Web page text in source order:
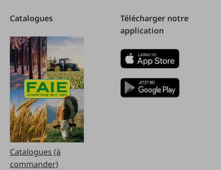
Catalogues
Catalogues (à
commander)
Télécharger notre
application